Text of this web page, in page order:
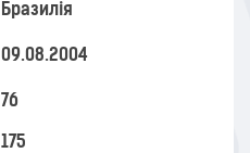
Бразилія
09.08.2004
76
175